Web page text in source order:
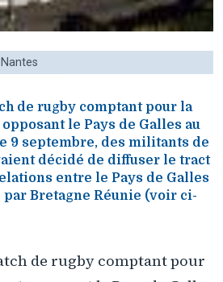
de rugby comptant pour la
le Pays de Galles au
9 septembre, des militants de
décidé de diffuser le tract
entre le Pays de Galles
Bretagne Réunie (voir ci-
de rugby comptant pour